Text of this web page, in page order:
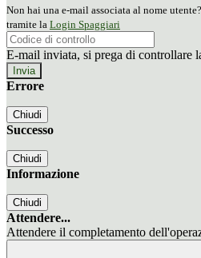
Non hai una e-mail associata al nome
tramite la Login Spaggiari
E-mail inviata, si prega di controllare
Errore
Chiudi
Successo
Chiudi
Informazione
Chiudi
Attendere...
Attendere il completamento